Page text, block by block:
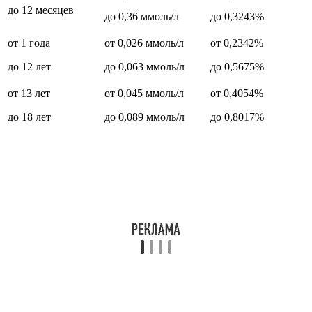
до 12 месяцев
до 0,36 ммоль/л
до 0,3243%
от 1 года
до 12 лет
от 0,026 ммоль/л
до 0,063 ммоль/л
от 0,2342%
до 0,5675%
от 13 лет
до 18 лет
от 0,045 ммоль/л
до 0,089 ммоль/л
от 0,4054%
до 0,8017%